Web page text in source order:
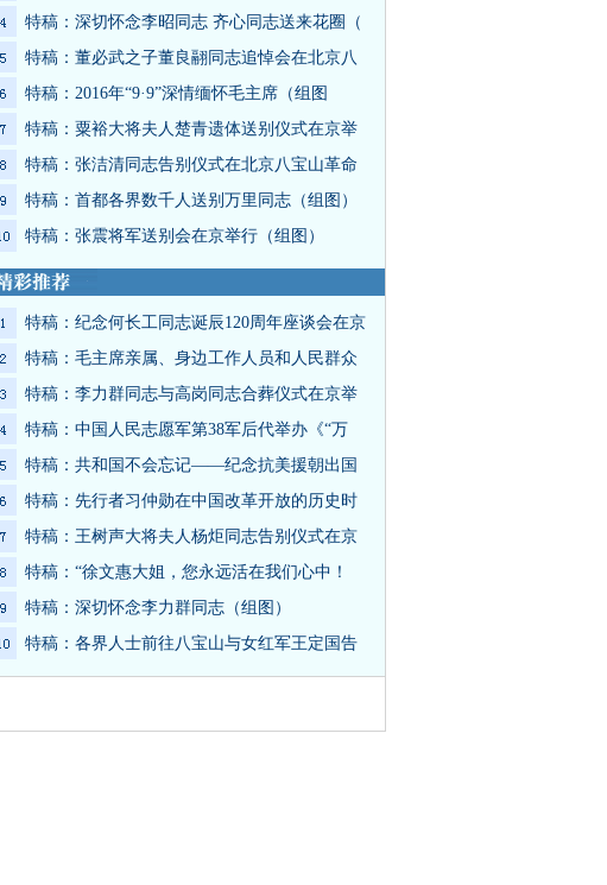
特稿：深切怀念李昭同志 齐心同志送来花圈（
特稿：董必武之子董良翮同志追悼会在北京八
特稿：2016年“9·9”深情缅怀毛主席（组图
特稿：粟裕大将夫人楚青遗体送别仪式在京举
特稿：张洁清同志告别仪式在北京八宝山革命
特稿：首都各界数千人送别万里同志（组图）
特稿：张震将军送别会在京举行（组图）
特稿：纪念何长工同志诞辰120周年座谈会在京
特稿：毛主席亲属、身边工作人员和人民群众
特稿：李力群同志与高岗同志合葬仪式在京举
特稿：中国人民志愿军第38军后代举办《“万
特稿：共和国不会忘记——纪念抗美援朝出国
特稿：先行者习仲勋在中国改革开放的历史时
特稿：王树声大将夫人杨炬同志告别仪式在京
特稿：“徐文惠大姐，您永远活在我们心中！
特稿：深切怀念李力群同志（组图）
特稿：各界人士前往八宝山与女红军王定国告